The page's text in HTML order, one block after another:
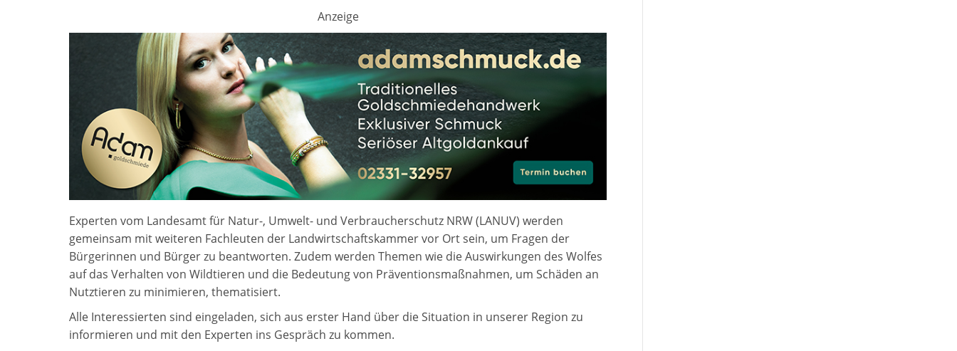
Anzeige
Experten vom Landesamt für Natur-, Umwelt- und Verbraucherschutz NRW (LANUV) werden
gemeinsam mit weiteren Fachleuten der Landwirtschaftskammer vor Ort sein, um Fragen der
Bürgerinnen und Bürger zu beantworten. Zudem werden Themen wie die Auswirkungen des Wolfes
auf das Verhalten von Wildtieren und die Bedeutung von Präventionsmaßnahmen, um Schäden an
Nutztieren zu minimieren, thematisiert.
Alle Interessierten sind eingeladen, sich aus erster Hand über die Situation in unserer Region zu
informieren und mit den Experten ins Gespräch zu kommen.